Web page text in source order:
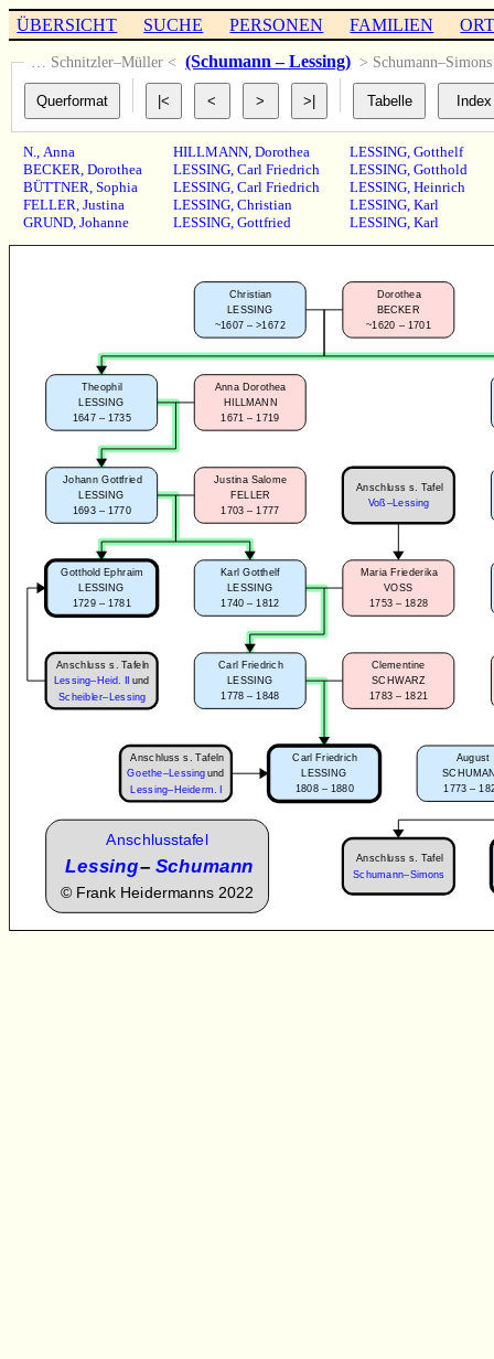
ÜBERSICHT SUCHE PERSONEN FAMILIEN
… Schnitzler–Müller < (Schumann – Lessing) >
N.,Anna
BECKER,Dorothea
BÜTTNER,Sophia
FELLER,Justina
GRUND,Johanne
HILLMANN, Dorothea
LESSING, Carl Friedrich
LESSING, Carl Friedrich
LESSING, Christian
LESSING, Gottfried
LESSING, Gotthelf
LESSING, Gotthold
LESSING, Heinrich
LESSING, Karl
LESSING, Karl
Carl Friedrich
LESSING
1808 – 1880
Carl Friedrich
LESSING
1778 – 1848
Clementine
SCHWARZ
1783 – 1821
Karl Gotthelf
LESSING
1740 – 1812
Maria Friederika
VOSS
1753 – 1828
Johann Gottfried
LESSING
1693 – 1770
Justina Salome
FELLER
1703 – 1777
Gotthold Ephraim
LESSING
1729 – 1781
Anschluss s. Tafel
Voß–Lessing
Anschluss s. Tafeln
Goethe–Lessingund
Lessing–Heiderm. I
Theophil
LESSING
1647 – 1735
Anna Dorothea
HILLMANN
1671 – 1719
Christian
LESSING
~1607 – >1672
Dorothea
BECKER
~1620 – 1701
August
1773 –
Anschlusstafel
Lessing– Schumann
© Frank Heidermanns 2022
Anschluss s. Tafeln
Lessing–Heid. II und
Scheibler–Lessing
Anschluss s. Tafel
Schumann–Simons